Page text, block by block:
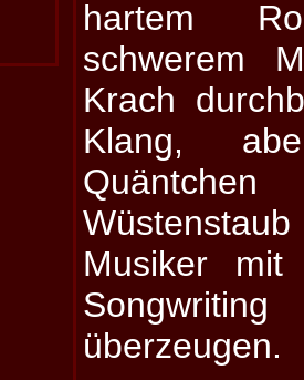
hartem
schwerem
Krach
Klang,
Musiker mit
überzeugen.